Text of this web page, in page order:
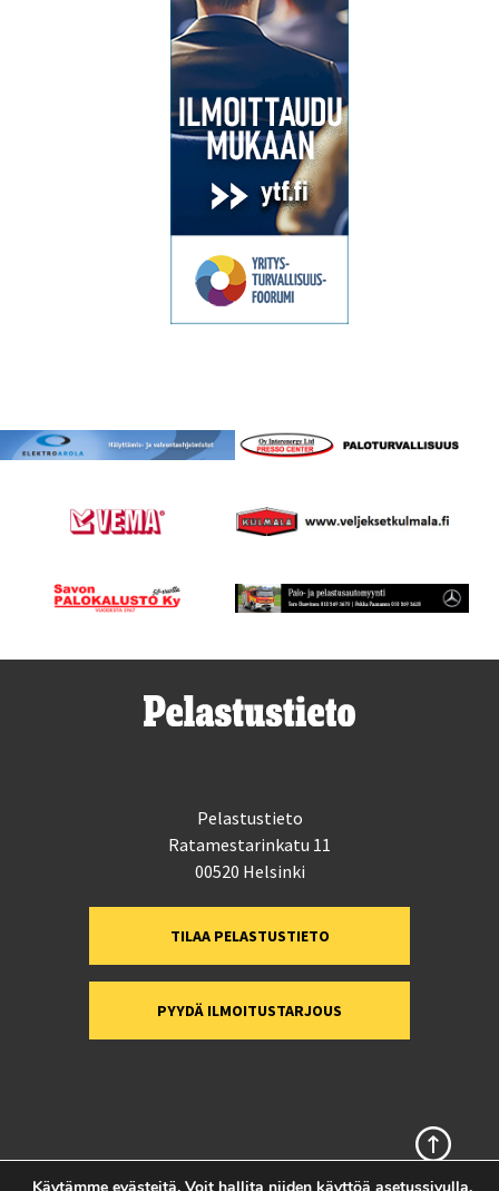
Pelastustieto
Ratamestarinkatu 11
00520 Helsinki
TILAA PELASTUSTIETO
PYYDÄ ILMOITUSTARJOUS
Sivun alkuun